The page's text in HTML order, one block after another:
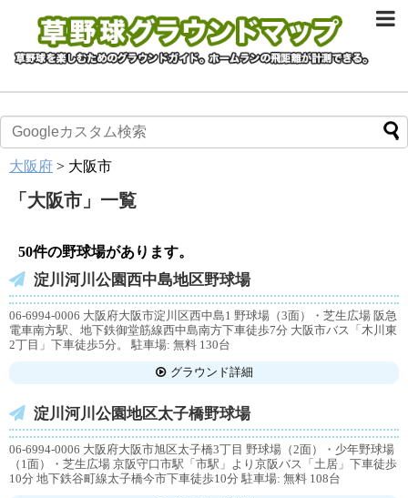
大阪府 > 大阪市
「 大阪市 」 一覧
50件の野球場があります。
淀川河川公園西中島地区野球場
06-6994-0006 大阪府大阪市淀川区西中島1 野球場（3面）・芝生広場 阪急
電車南方駅、地下鉄御堂筋線西中島南方下車徒歩7分 大阪市バス「木川東
2丁目」下車徒歩5分。 駐車場: 無料 130台
グラウンド詳細
淀川河川公園地区太子橋野球場
06-6994-0006 大阪府大阪市旭区太子橋3丁目 野球場（2面）・少年野球場
（1面）・芝生広場 京阪守口市駅「市駅」より京阪バス「土居」下車徒歩
10分 地下鉄谷町線太子橋今市下車徒歩10分 駐車場: 無料 108台